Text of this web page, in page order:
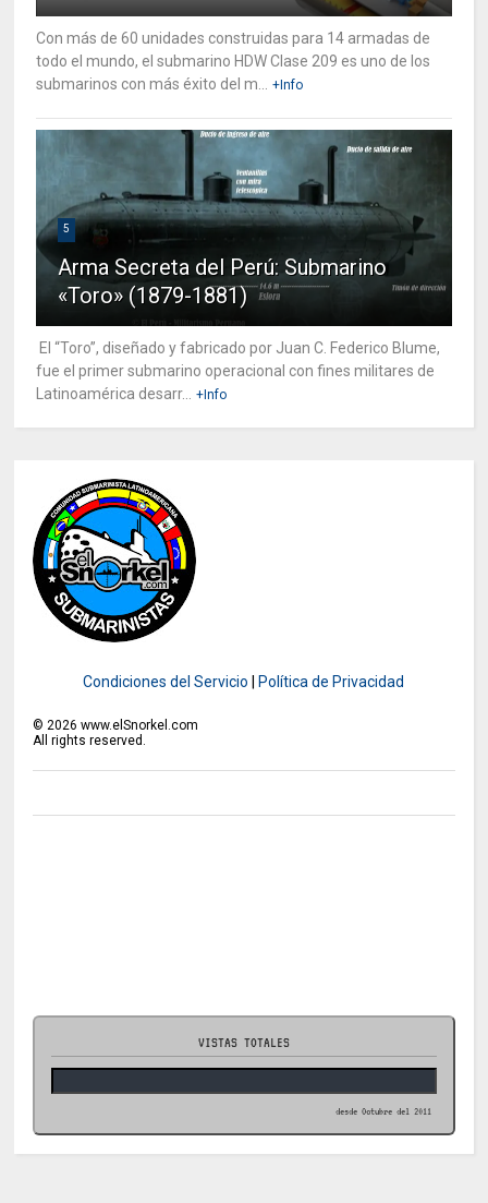
Con más de 60 unidades construidas para 14 armadas de
todo el mundo, el submarino HDW Clase 209 es uno de los
submarinos con más éxito del m...
+Info
5
Arma Secreta del Perú: Submarino
«Toro» (1879-1881)
El “Toro”, diseñado y fabricado por Juan C. Federico Blume,
fue el primer submarino operacional con fines militares de
Latinoamérica desarr...
+Info
Condiciones del Servicio Política de Privacidad
© 2026 www.elSnorkel.com
All rights reserved.
VISTAS TOTALES
desde Octubre del 2011